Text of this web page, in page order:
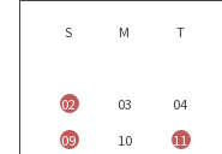
S M T
02
03 04
09
10 11